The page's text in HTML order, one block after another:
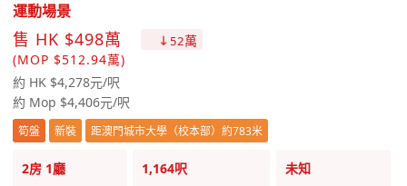
運動場景
售 HK $498萬 52萬
(MOP $512.94萬)
約 HK $4,278元/呎
約 Mop $4,406元/呎
筍盤 新裝 距澳門城市大學（校本部）約783米
2房 1廳 1,164呎 未知